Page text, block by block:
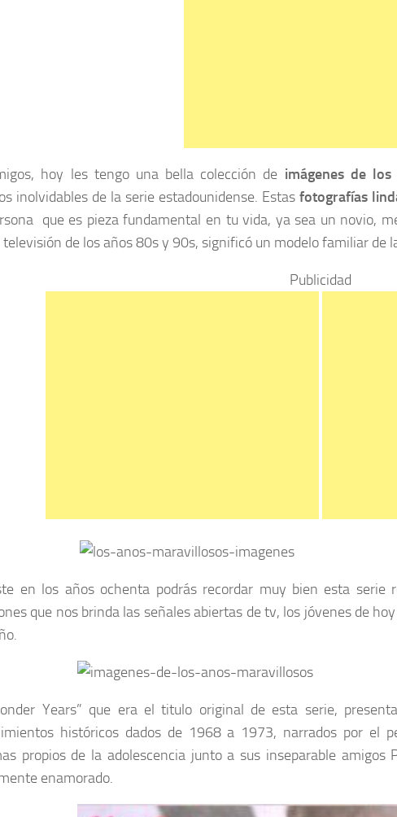
hoy les tengo una bella colección de imágenes de
inolvidables de la serie estadounidense. Estas fotografías
que es pieza fundamental en tu vida, ya sea un novio,
televisión de los años 80s y 90s, significó un modelo familiar de
Publicidad
en los años ochenta podrás recordar muy bien esta
que nos brinda las señales abiertas de tv, los jóvenes de
Years” que era el titulo original de esta serie,
históricos dados de 1968 a 1973, narrados por el
propios de la adolescencia junto a sus inseparable
enamorado.